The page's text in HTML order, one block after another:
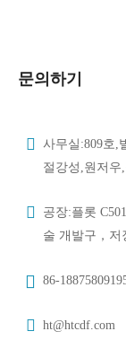
문의하기
사무실:809호,
절강성,원저우
공장:플롯
술 개발구，저
86-
ht@htcdf.com